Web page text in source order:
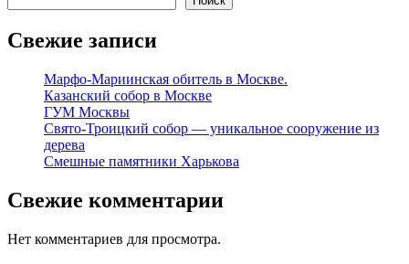
Свежие записи
Марфо-Мариинская обитель в Москве.
Казанский собор в Москве
ГУМ Москвы
Свято-Троицкий собор — уникальное сооружение из
дерева
Смешные памятники Харькова
Свежие комментарии
Нет комментариев для просмотра.